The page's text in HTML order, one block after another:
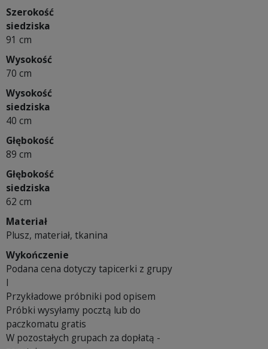
Szerokość
siedziska
91 cm
Wysokość
70 cm
Wysokość
siedziska
40 cm
Głębokość
89 cm
Głębokość
siedziska
62 cm
Materiał
Plusz, materiał, tkanina
Wykończenie
Podana cena dotyczy tapicerki z grupy
I
Przykładowe próbniki pod opisem
Próbki wysyłamy pocztą lub do
paczkomatu gratis
W pozostałych grupach za dopłatą -